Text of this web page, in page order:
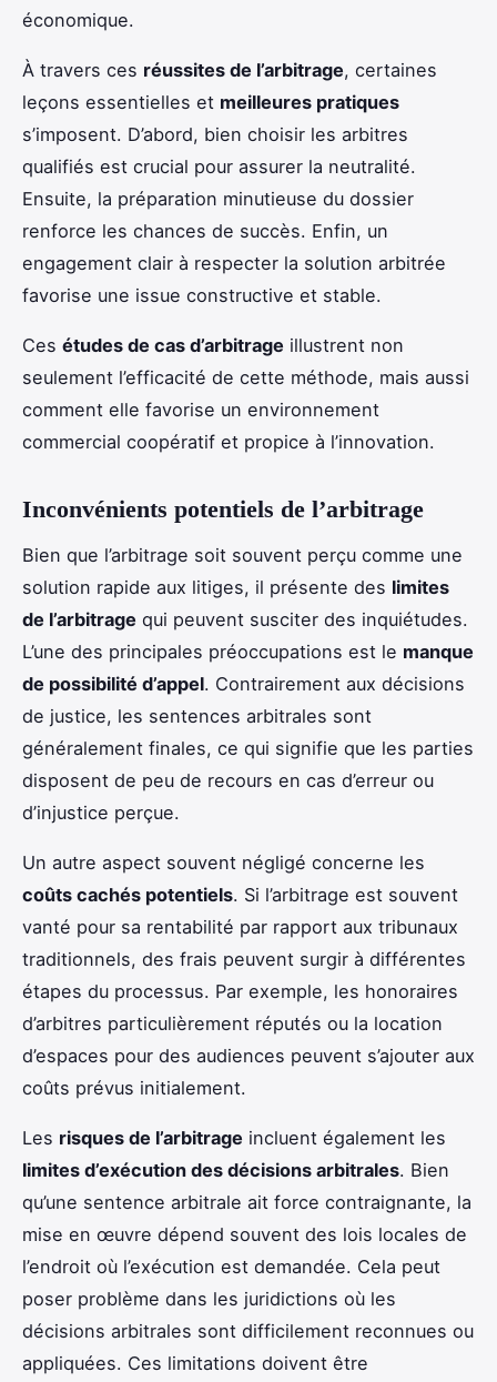
économique.
À travers ces réussites de l’arbitrage, certaines
leçons essentielles et meilleures pratiques
s’imposent. D’abord, bien choisir les arbitres
qualifiés est crucial pour assurer la neutralité.
Ensuite, la préparation minutieuse du dossier
renforce les chances de succès. Enfin, un
engagement clair à respecter la solution arbitrée
favorise une issue constructive et stable.
Ces études de cas d’arbitrage illustrent non
seulement l’efficacité de cette méthode, mais aussi
comment elle favorise un environnement
commercial coopératif et propice à l’innovation.
Inconvénients potentiels de l’arbitrage
Bien que l’arbitrage soit souvent perçu comme une
solution rapide aux litiges, il présente des limites
de l’arbitrage qui peuvent susciter des inquiétudes.
L’une des principales préoccupations est le manque
de possibilité d’appel. Contrairement aux décisions
de justice, les sentences arbitrales sont
généralement finales, ce qui signifie que les parties
disposent de peu de recours en cas d’erreur ou
d’injustice perçue.
Un autre aspect souvent négligé concerne les
coûts cachés potentiels. Si l’arbitrage est souvent
vanté pour sa rentabilité par rapport aux tribunaux
traditionnels, des frais peuvent surgir à différentes
étapes du processus. Par exemple, les honoraires
d’arbitres particulièrement réputés ou la location
d’espaces pour des audiences peuvent s’ajouter aux
coûts prévus initialement.
Les risques de l’arbitrage incluent également les
limites d’exécution des décisions arbitrales. Bien
qu’une sentence arbitrale ait force contraignante, la
mise en œuvre dépend souvent des lois locales de
l’endroit où l’exécution est demandée. Cela peut
poser problème dans les juridictions où les
décisions arbitrales sont difficilement reconnues ou
appliquées. Ces limitations doivent être